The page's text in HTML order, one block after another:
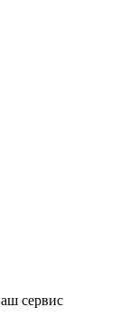
сервис